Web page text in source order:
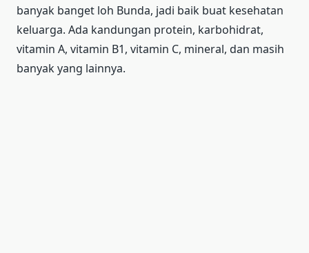
banyak banget loh Bunda, jadi baik buat kesehatan
keluarga. Ada kandungan protein, karbohidrat,
vitamin A, vitamin B1, vitamin C, mineral, dan masih
banyak yang lainnya.